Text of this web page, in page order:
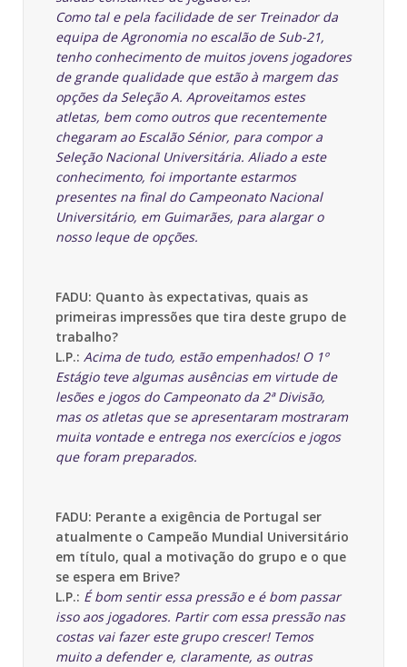
Como tal e pela facilidade de ser Treinador da
equipa de Agronomia no escalão de Sub-21,
tenho conhecimento de muitos jovens jogadores
de grande qualidade que estão à margem das
opções da Seleção A. Aproveitamos estes
atletas, bem como outros que recentemente
chegaram ao Escalão Sénior, para compor a
Seleção Nacional Universitária. Aliado a este
conhecimento, foi importante estarmos
presentes na final do Campeonato Nacional
Universitário, em Guimarães, para alargar o
nosso leque de opções.
FADU: Quanto às expectativas, quais as
primeiras impressões que tira deste grupo de
trabalho?
L.P.: Acima de tudo, estão empenhados! O 1º
Estágio teve algumas ausências em virtude de
lesões e jogos do Campeonato da 2ª Divisão,
mas os atletas que se apresentaram mostraram
muita vontade e entrega nos exercícios e jogos
que foram preparados.
FADU: Perante a exigência de Portugal ser
atualmente o Campeão Mundial Universitário
em título, qual a motivação do grupo e o que
se espera em Brive?
L.P.: É bom sentir essa pressão e é bom passar
isso aos jogadores. Partir com essa pressão nas
costas vai fazer este grupo crescer! Temos
muito a defender e, claramente, as outras